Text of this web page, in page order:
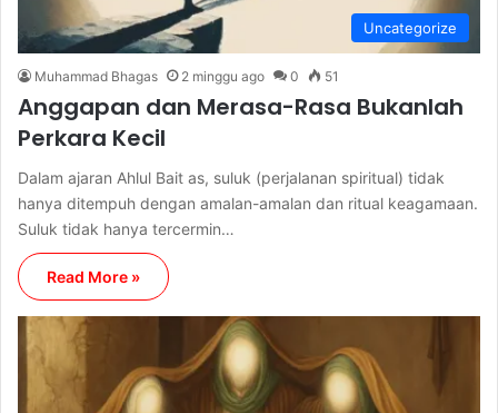
Uncategorize
Muhammad Bhagas 2 minggu ago 0 51
Anggapan dan Merasa-Rasa Bukanlah
Perkara Kecil
Dalam ajaran Ahlul Bait as, suluk (perjalanan spiritual) tidak
hanya ditempuh dengan amalan-amalan dan ritual keagamaan.
Suluk tidak hanya tercermin…
Read More »